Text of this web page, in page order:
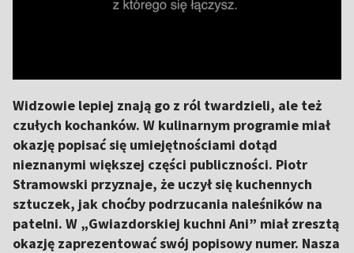
Widzowie lepiej znają go z ról twardzieli, ale też
czułych kochanków. W kulinarnym programie miał
okazję popisać się umiejętnościami dotąd
nieznanymi większej części publiczności. Piotr
Stramowski przyznaje, że uczył się kuchennych
sztuczek, jak choćby podrzucania naleśników na
patelni. W „Gwiazdorskiej kuchni Ani” miał zresztą
okazję zaprezentować swój popisowy numer. Nasza